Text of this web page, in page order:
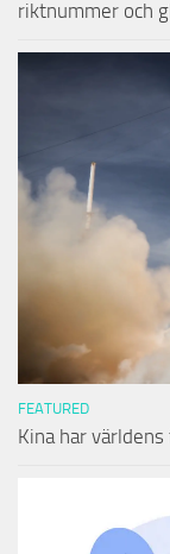
riktnummer och
FEATURED
Kina har